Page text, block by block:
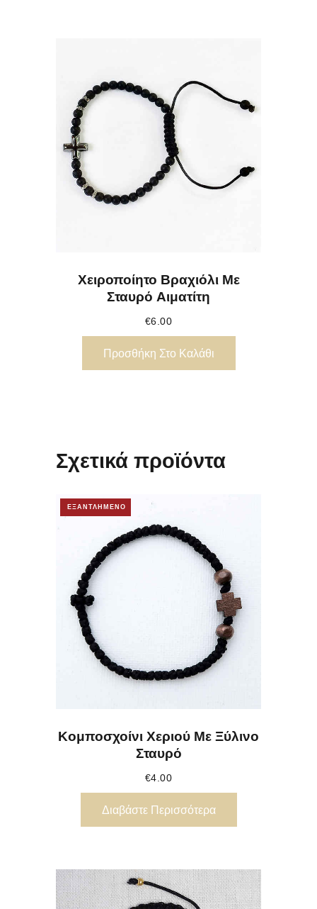
Χειροποίητο Βραχιόλι Με
Σταυρό Αιματίτη
€6.00
Προσθήκη Στο Καλάθι
Σχετικά προϊόντα
ΕΞΑΝΤΛΗΜΕΝΟ
Κομποσχοίνι Χεριού Με Ξύλινο
Σταυρό
€4.00
Διαβάστε Περισσότερα